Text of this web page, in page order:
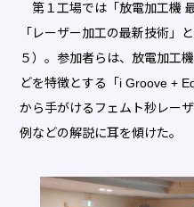
第１工場では「放電加工機
「レーザー加工の最新技術」
５）。参加者らは、放電加工
どを特徴とする「i Groove +
から手がけるフェムト秒レー
例などの解説に耳を傾けた。